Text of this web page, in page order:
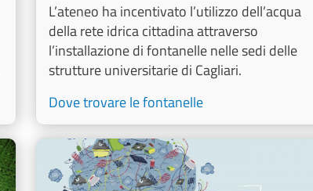
L’ateneo ha incentivato l’utilizzo dell’acqua
della rete idrica cittadina attraverso
l’installazione di fontanelle nelle sedi delle
strutture universitarie di Cagliari.
Dove trovare le fontanelle